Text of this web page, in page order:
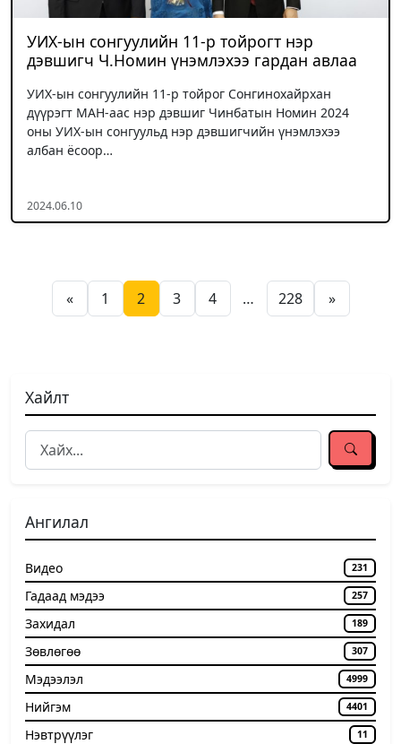
УИХ-ын сонгуулийн 11-р тойрогт нэр
дэвшигч Ч.Номин үнэмлэхээ гардан авлаа
УИХ-ын сонгуулийн 11-р тойрог Сонгинохайрхан
дүүрэгт МАН-аас нэр дэвшиг Чинбатын Номин 2024
оны УИХ-ын сонгуульд нэр дэвшигчийн үнэмлэхээ
албан ёсоор…
2024.06.10
« 1 2 3 4 … 228 »
Хайлт
Ангилал
Видео 231
Гадаад мэдээ 257
Захидал 189
Зөвлөгөө 307
Мэдээлэл 4999
Нийгэм 4401
Нэвтрүүлэг 11